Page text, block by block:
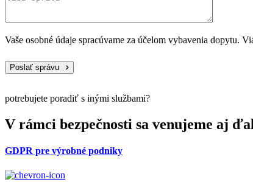
Vaše osobné údaje spracúvame za účelom vybavenia dopytu.
Poslať správu
potrebujete poradiť s inými službami?
V rámci bezpečnosti sa venujeme aj
GDPR pre výrobné podniky